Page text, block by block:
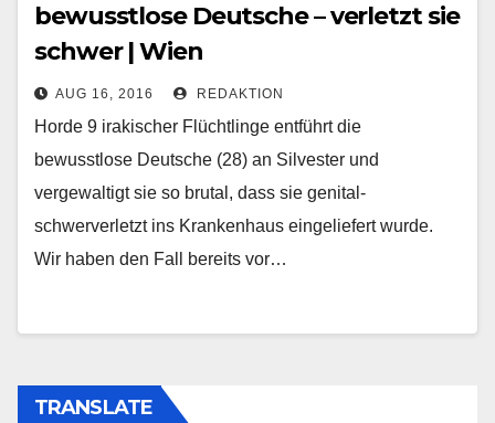
bewusstlose Deutsche – verletzt sie
schwer | Wien
AUG 16, 2016 REDAKTION
Horde 9 irakischer Flüchtlinge entführt die
bewusstlose Deutsche (28) an Silvester und
vergewaltigt sie so brutal, dass sie genital-
schwerverletzt ins Krankenhaus eingeliefert wurde.
Wir haben den Fall bereits vor…
TRANSLATE